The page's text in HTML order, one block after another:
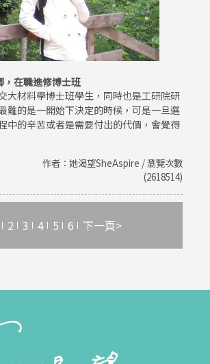
，在職進修博士班
大材料學博士班學生，同時也是工研院研
難的是一開始下決定的時候，可是一旦選
中的辛苦或者是需要付出的代價，會覺得
作者：她渴望SheAspire / 瀏覽次數
(2618514)
2 3 4 5 6 下一頁>